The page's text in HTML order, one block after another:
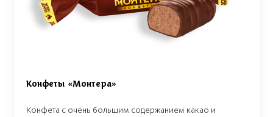
Конфеты «Монтера»
Конфета с очень большим содержанием какао и